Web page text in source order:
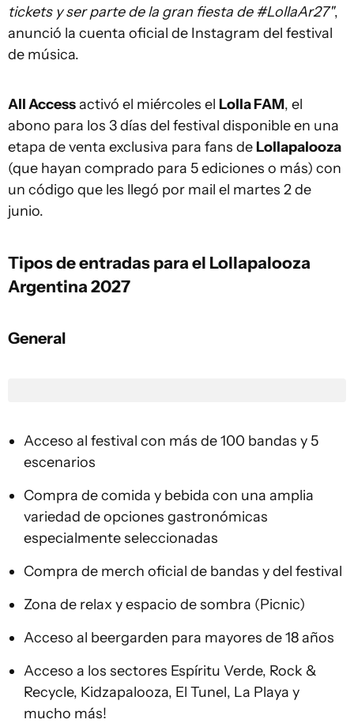
tickets y ser parte de la gran fiesta de #LollaAr27",
anunció la cuenta oficial de Instagram del festival
de música.
All Accessactivó el miércoles el Lolla FAM, el
abono para los 3 días del festival disponible en una
etapa de venta exclusiva para fans de Lollapalooza
(que hayan comprado para 5 ediciones o más) con
un código que les llegó por mail el martes 2 de
junio.
Tipos de entradas para el Lollapalooza
Argentina 2027
General
Acceso al festival con más de 100 bandas y 5
escenarios
Compra de comida y bebida con una amplia
variedad de opciones gastronómicas
especialmente seleccionadas
Compra de merch oficial de bandas y del festival
Zona de relax y espacio de sombra (Picnic)
Acceso al beergarden para mayores de 18 años
Acceso a los sectores Espíritu Verde, Rock &
Recycle, Kidzapalooza, El Tunel, La Playa y
mucho más!